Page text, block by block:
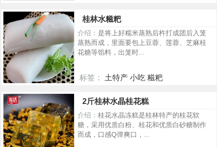
桂林水糍粑
介绍： 是将上好糯米蒸熟后杵打成团后入笼
蒸熟而成，里面要包上豆蓉、莲蓉、芝麻桂
花糖等馅料，出笼时...
标签： 土特产 小吃 糍粑
2斤桂林水晶桂花糕
介绍： 桂花水晶冻糕是桂林特产的桂花软
糖，采用优质白粉、桂花和优质白砂糖制作
而成，口感Q弹爽口，...